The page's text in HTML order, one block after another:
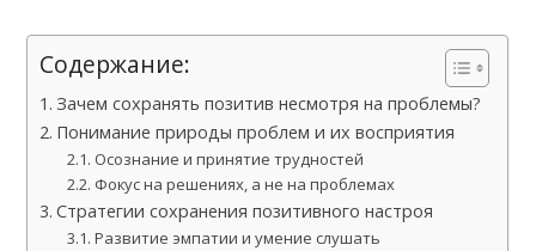
Содержание:
Зачем сохранять позитив несмотря на проблемы?
Понимание природы проблем и их восприятия
Осознание и принятие трудностей
Фокус на решениях, а не на проблемах
Стратегии сохранения позитивного настроя
Развитие эмпатии и умение слушать